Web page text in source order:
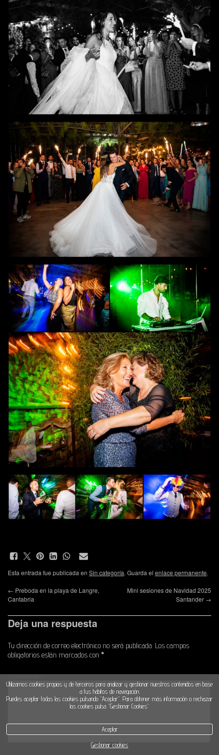
Esta entrada fue publicada en Sin categoría. Guarda el enlace permanente.
← Preboda en la playa de Langre,
Cantabria
Mini sesiones de Navidad 2025
Santander →
Deja una respuesta
Tu dirección de correo electrónico no será publicada. Los campos
obligatorios están marcados con *
Comentario*
Utilizamos cookies propias y de terceros para analizar y gestionar nuestros contenidos en base
a tus hábitos de navegación.
Puedes aceptar todas las cookies pulsando “Aceptar”. Para obtener más información o rechazar
las cookies pulsa “Gestionar Cookies“
Aceptar
Gestionar cookies